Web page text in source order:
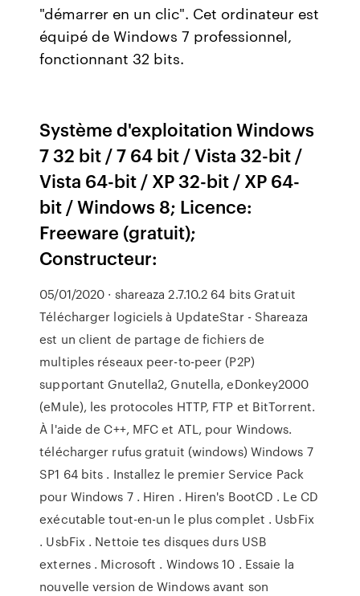
"démarrer en un clic". Cet ordinateur est
équipé de Windows 7 professionnel,
fonctionnant 32 bits.
Système d'exploitation Windows
7 32 bit / 7 64 bit / Vista 32-bit /
Vista 64-bit / XP 32-bit / XP 64-
bit / Windows 8; Licence:
Freeware (gratuit);
Constructeur:
05/01/2020 · shareaza 2.7.10.2 64 bits Gratuit
Télécharger logiciels à UpdateStar - Shareaza
est un client de partage de fichiers de
multiples réseaux peer-to-peer (P2P)
supportant Gnutella2, Gnutella, eDonkey2000
(eMule), les protocoles HTTP, FTP et BitTorrent.
À l'aide de C++, MFC et ATL, pour Windows.
télécharger rufus gratuit (windows) Windows 7
SP1 64 bits . Installez le premier Service Pack
pour Windows 7 . Hiren . Hiren's BootCD . Le CD
exécutable tout-en-un le plus complet . UsbFix
. UsbFix . Nettoie tes disques durs USB
externes . Microsoft . Windows 10 . Essaie la
nouvelle version de Windows avant son